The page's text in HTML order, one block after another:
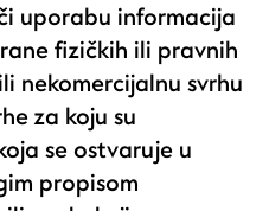
uporabu informacija
fizičkih ili pravnih
nekomercijalnu svrhu
za koju su
se ostvaruje u
propisom